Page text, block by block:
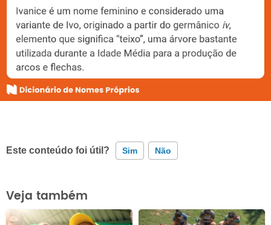
Este conteúdo foi útil? Sim Não
Este conteúdo contém informação incorreta
Este conteúdo não tem a informação que procuro
Veja também